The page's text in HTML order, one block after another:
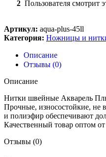
2 Пользователя смотрит
Артикул: aqua-plus-45ll
Категория: Ножницы и
Описание
Отзывы (0)
Описание
Нитки швейные Акварель
Прочные, износостойкие, не
и полиэфир обеспечивают
Качественный товар оптом
Отзывы (0)